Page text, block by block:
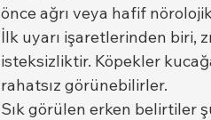
önce ağrı veya hafif
İlk uyarı işaretlerinden biri,
isteksizliktir. Köpekler
rahatsız görünebilirler.
Sık görülen erken belirtiler